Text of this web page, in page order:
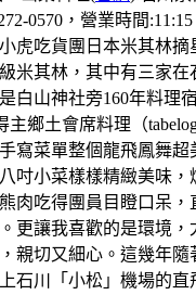
0570，營業時間
虎吃貨團日本米其林
米其林，其中有三家在
白山神社旁160年料理
主鄉土會席料理（
寫菜單整個龍飛鳳舞超
吋小菜樣樣精緻美味
肉吃得團員目瞪口呆
更讓我喜歡的是環境，
親切又細心。這幾年隨
石川「小松」機場的直